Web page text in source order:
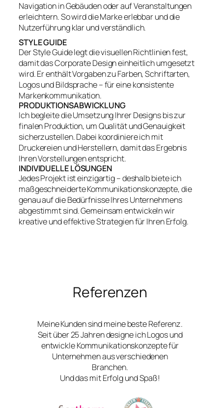
Navigation in Gebäuden oder auf Veranstaltungen
erleichtern. So wird die Marke erlebbar und die
Nutzerführung klar und verständlich.
STYLE GUIDE
Der Style Guide legt die visuellen Richtlinien fest,
damit das Corporate Design einheitlich umgesetzt
wird. Er enthält Vorgaben zu Farben, Schriftarten,
Logos und Bildsprache – für eine konsistente
Markenkommunikation.
PRODUKTIONSABWICKLUNG
Ich begleite die Umsetzung Ihrer Designs bis zur
finalen Produktion, um Qualität und Genauigkeit
sicherzustellen. Dabei koordiniere ich mit
Druckereien und Herstellern, damit das Ergebnis
Ihren Vorstellungen entspricht.
INDIVIDUELLE LÖSUNGEN
Jedes Projekt ist einzigartig – deshalb biete ich
maßgeschneiderte Kommunikationskonzepte, die
genau auf die Bedürfnisse Ihres Unternehmens
abgestimmt sind. Gemeinsam entwickeln wir
kreative und effektive Strategien für Ihren Erfolg.
Referenzen
Meine Kunden sind meine beste Referenz.
Seit über 25 Jahren designe ich Logos und
entwickle Kommunikationskonzepte für
Unternehmen aus verschiedenen
Branchen.
Und das mit Erfolg und Spaß!